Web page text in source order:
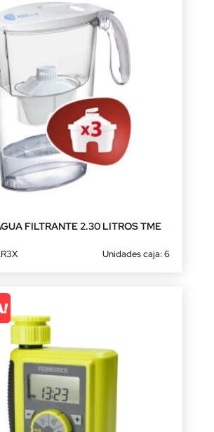
FILTRANTE 2.30 LITROS TME
Unidades caja: 6